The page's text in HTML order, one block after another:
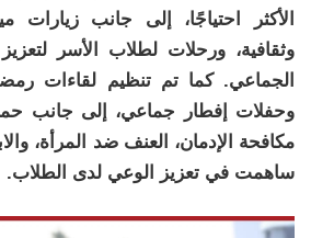
الأكثر احتياجًا، إلى جانب زيارات
وثقافية، ورحلات لطلاب الأسر
الجماعي. كما تم تنظيم لقاءات
وحفلات إفطار جماعي، إلى جانب
مكافحة الإدمان، العنف ضد المرأة،
ساهمت في تعزيز الوعي لدى الطلاب.